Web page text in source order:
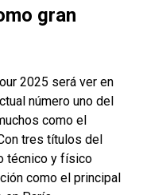
gran
2025 será ver en
número uno del
como el
tres títulos del
técnico y físico
como el principal